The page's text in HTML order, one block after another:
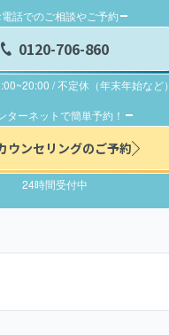
電話でのご相談やご予約
0120-706-860
/ 不定休（年末年始など）
ターネットで簡単予約！
ウンセリングのご予約
24時間受付中